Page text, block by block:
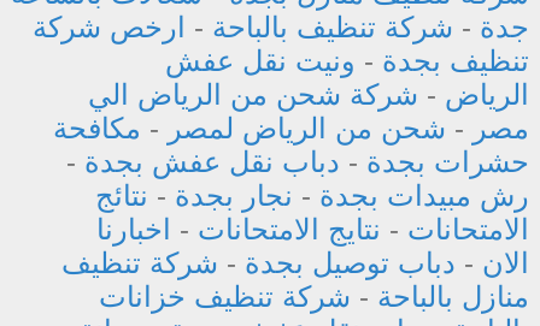
جدة - شركة تنظيف بالباحة - ارخص شركة
تنظيف بجدة - ونيت نقل عفش
الرياض - شركة شحن من الرياض الي
مصر - شحن من الرياض لمصر - مكافحة
حشرات بجدة - دباب نقل عفش بجدة -
رش مبيدات بجدة - نجار بجدة - نتائج
الامتحانات - نتايج الامتحانات -
اخبارنا
الان - دباب توصيل بجدة - شركة تنظيف
منازل بالباحة - شركة تنظيف خزانات